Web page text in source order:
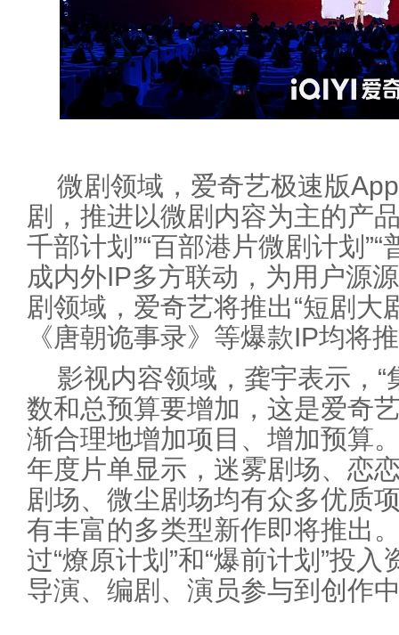
微剧领域，爱奇艺极速版
剧，推进以微剧内容为主的产
千部计划”“百部港片微剧计划
成内外IP多方联动，为用户源
剧领域，爱奇艺将推出“短剧大
《唐朝诡事录》等爆款IP均将
影视内容领域，龚宇表示，
数和总预算要增加，这是爱奇
渐合理地增加项目、增加预算
年度片单显示，迷雾剧场、恋
剧场、微尘剧场均有众多优质
有丰富的多类型新作即将推出
过“燎原计划”和“爆前计划”投
导演、编剧、演员参与到创作